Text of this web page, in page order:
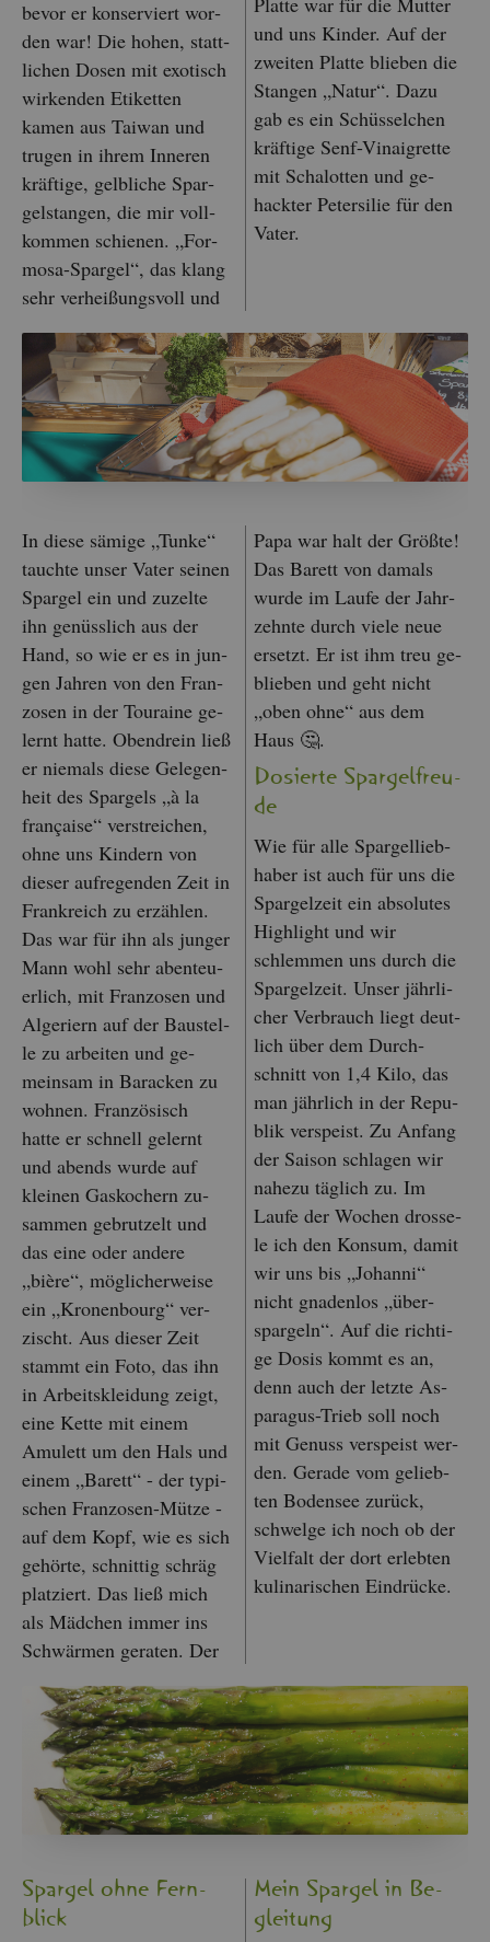
bevor er kon­ser­viert wor­
den war! Die hohen, statt­
li­chen Dosen mit exo­tisch
wir­ken­den Eti­ket­ten
kamen aus Tai­wan und
tru­gen in ihrem In­ne­ren
kräf­ti­ge, gelb­li­che Spar­
gel­stan­gen, die mir voll­
kom­men schie­nen. „For­
mo­sa-Spar­gel“, das klang
sehr ver­hei­ßungs­voll und
und uns Kin­der. Auf der
zwei­ten Plat­te blie­ben die
Stan­gen „Natur“. Dazu
gab es ein Schüs­sel­chen
kräf­ti­ge Senf-Vin­ai­gret­te
mit Scha­lot­ten und ge­
hack­ter Pe­ter­si­lie für den
Vater.
In diese sä­mi­ge „Tunke“
tauch­te unser Vater sei­nen
Spar­gel ein und zu­zel­te
ihn ge­nüss­lich aus der
Hand, so wie er es in jun­
gen Jah­ren von den Fran­
zo­sen in der Tou­rai­ne ge­
lernt hatte. Oben­drein ließ
er nie­mals diese Ge­le­gen­
heit des Spar­gels „à la
françai­se“ ver­strei­chen,
ohne uns Kin­dern von
die­ser auf­re­gen­den Zeit in
Frank­reich zu er­zäh­len.
Das war für ihn als jun­ger
Mann wohl sehr aben­teu­
er­lich, mit Fran­zo­sen und
Al­ge­ri­ern auf der Bau­stel­
le zu ar­bei­ten und ge­
mein­sam in Ba­ra­cken zu
woh­nen. Fran­zö­sisch
hatte er schnell ge­lernt
und abends wurde auf
klei­nen Gas­ko­chern zu­
sam­men ge­brut­zelt und
das eine oder an­de­re
„bière“, mög­li­cher­wei­se
ein „Kro­nen­bourg“ ver­
zischt. Aus die­ser Zeit
stammt ein Foto, das ihn
in Ar­beits­klei­dung zeigt,
eine Kette mit einem
Amu­lett um den Hals und
einem „Ba­rett“ - der ty­pi­
schen Fran­zo­sen-Mütze -
auf dem Kopf, wie es sich
ge­hör­te, schnit­tig schräg
plat­ziert. Das ließ mich
als Mäd­chen immer ins
Schwär­men ge­ra­ten. Der
Papa war halt der Grö­ß­te!
Das Ba­rett von da­mals
wurde im Laufe der Jahr­
zehn­te durch viele neue
er­setzt. Er ist ihm treu ge­
blie­ben und geht nicht
„oben ohne“ aus dem
Haus 🤔.
Do­sier­te Spar­gel­freu­
de
Wie für alle Spar­gel­lieb­
ha­ber ist auch für uns die
Spar­gel­zeit ein ab­so­lu­tes
High­light und wir
schlem­men uns durch die
Spar­gel­zeit. Unser jähr­li­
cher Ver­brauch liegt deut­
lich über dem Durch­
schnitt von 1,4 Kilo, das
man jähr­lich in der Re­pu­
blik ver­speist. Zu An­fang
der Sai­son schla­gen wir
na­he­zu täg­lich zu. Im
Laufe der Wo­chen dros­se­
le ich den Kon­sum, damit
wir uns bis „Jo­han­ni“
nicht gna­den­los „über­
spar­geln“. Auf die rich­ti­
ge Dosis kommt es an,
denn auch der letz­te As­
pa­ra­gus-Trieb soll noch
mit Ge­nuss ver­speist wer­
den. Ge­ra­de vom ge­lieb­
ten Bo­den­see zu­rück,
schwel­ge ich noch ob der
Viel­falt der dort er­leb­ten
ku­li­na­ri­schen Ein­drü­cke.
Spar­gel ohne Fern­
blick
Mein Spar­gel in Be­
glei­tung